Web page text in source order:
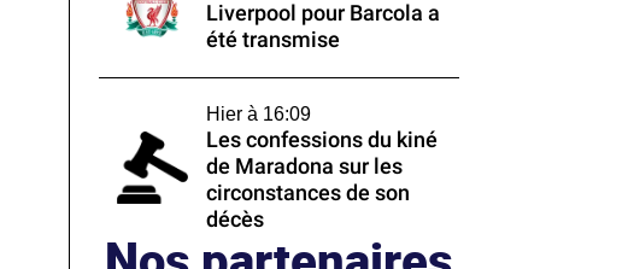
Liverpool pour Barcola a
été transmise
Hier à 16:09
Les confessions du kiné
de Maradona sur les
circonstances de son
décès